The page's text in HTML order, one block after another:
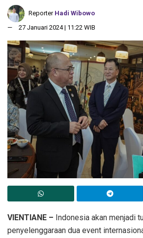
Reporter Hadi Wibowo
27 Januari 2024 | 11:22 WIB
VIENTIANE – Indonesia akan menjadi
penyelenggaraan dua event